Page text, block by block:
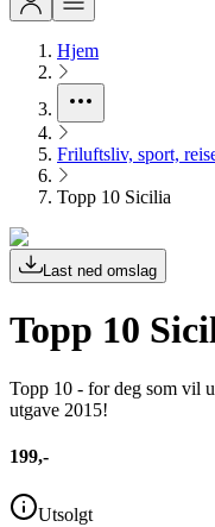
Hjem
Friluftsliv, sport,
Topp 10 Sicilia
Last ned omslag
Topp 10
Topp 10 - for deg som vil
utgave 2015!
199,-
Utsolgt